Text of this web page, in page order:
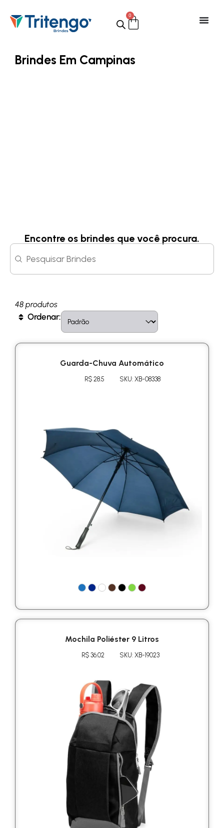
0
Brindes Em Campinas
Encontre os brindes que você procura.
Search
Search content
48 produtos
Ordenar:Sort
Sort content
Guarda-Chuva Automático
R$ 28.5 SKU: XB-08338
Mochila Poliéster 9 Litros
R$ 36.02 SKU: XB-19023